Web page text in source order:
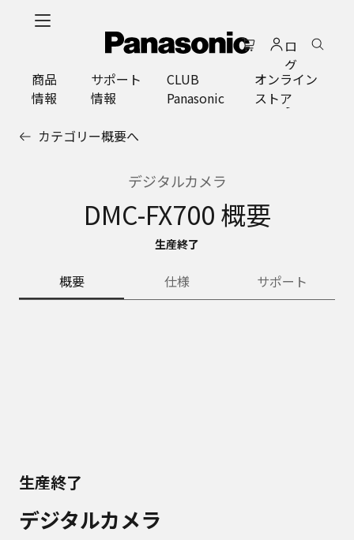
ロ
グ
イ
ン
商品
情報
サポート
情報
CLUB
Panasonic
オンライン
ストア
カテゴリー概要へ
デジタルカメラ
DMC-FX700 概要
生産終了
概要 仕様 サポート
生産終了
デジタルカメラ